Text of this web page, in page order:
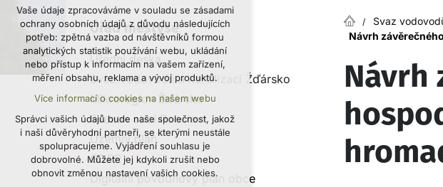
Svaz
Návrh
Návrh
Úřad městyse
Úřední deska
Svaz vodovodů a kanalizací Žďársko
Mikroregion Žďársko
Svazek obcí Pooslaví
Územní plán
GDPR
Digitální povodňový plán obce
Technická cookies
nutná pro provozování webu
udržení kontextu stránek (session):
případná přihlášení, volby jazyka, apod.
Volitelná cookies
analytická pro anonymizované vyhodnocení
návštěvnosti
marketingová cookies (Google, Seznam,
Facebook)
Více informací o cookies na našem webu
Vaše údaje zpracováváme v souladu se zásadami
ochrany osobních údajů z důvodu následujících
potřeb: zpětná vazba od návštěvníků formou
analytických statistik používání webu, ukládání
nebo přístup k informacím na vašem zařízení,
měření obsahu, reklama a vývoj produktů.
Více informací o cookies na našem webu
Správci vašich údajů bude naše společnost, jakož
i naši důvěryhodní partneři, se kterými neustále
spolupracujeme. Vyjádření souhlasu je
dobrovolné. Můžete jej kdykoli zrušit nebo
obnovit změnou nastavení vašich cookies.